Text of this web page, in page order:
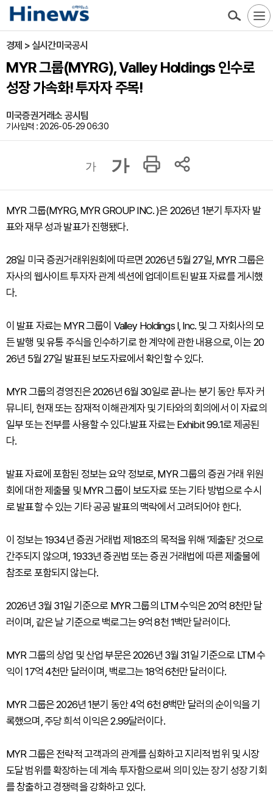
경제 > 실시간미국공시
MYR 그룹(MYRG), Valley Holdings 인수로
성장 가속화! 투자자 주목!
미국증권거래소 공시팀
기사입력 : 2026-05-29 06:30
가 가
MYR 그룹(MYRG, MYR GROUP INC. )은 2026년 1분기 투자자 발
표와 재무 성과 발표가 진행됐다.
28일 미국 증권거래위원회에 따르면 2026년 5월 27일, MYR 그룹은
자사의 웹사이트 투자자 관계 섹션에 업데이트된 발표 자료를 게시했
다.
이 발표 자료는 MYR 그룹이 Valley Holdings I, Inc. 및 그 자회사의 모
든 발행 및 유통 주식을 인수하기로 한 계약에 관한 내용으로, 이는 20
26년 5월 27일 발표된 보도자료에서 확인할 수 있다.
MYR 그룹의 경영진은 2026년 6월 30일로 끝나는 분기 동안 투자 커
뮤니티, 현재 또는 잠재적 이해관계자 및 기타와의 회의에서 이 자료의
일부 또는 전부를 사용할 수 있다.발표 자료는 Exhibit 99.1로 제공된
다.
발표 자료에 포함된 정보는 요약 정보로, MYR 그룹의 증권 거래 위원
회에 대한 제출물 및 MYR 그룹이 보도자료 또는 기타 방법으로 수시
로 발표할 수 있는 기타 공공 발표의 맥락에서 고려되어야 한다.
이 정보는 1934년 증권 거래법 제18조의 목적을 위해 '제출된' 것으로
간주되지 않으며, 1933년 증권법 또는 증권 거래법에 따른 제출물에
참조로 포함되지 않는다.
2026년 3월 31일 기준으로 MYR 그룹의 LTM 수익은 20억 8천만 달
러이며, 같은 날 기준으로 백로그는 9억 8천 1백만 달러이다.
MYR 그룹의 상업 및 산업 부문은 2026년 3월 31일 기준으로 LTM 수
익이 17억 4천만 달러이며, 백로그는 18억 6천만 달러이다.
MYR 그룹은 2026년 1분기 동안 4억 6천 8백만 달러의 순이익을 기
록했으며, 주당 희석 이익은 2.99달러이다.
MYR 그룹은 전략적 고객과의 관계를 심화하고 지리적 범위 및 시장
도달 범위를 확장하는 데 계속 투자함으로써 의미 있는 장기 성장 기회
를 창출하고 경쟁력을 강화하고 있다.